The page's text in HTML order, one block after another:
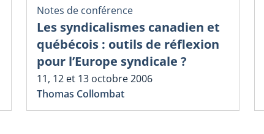
Notes de conférence
Les syndicalismes canadien et
québécois : outils de réflexion
pour l’Europe syndicale ?
11, 12 et 13 octobre 2006
Thomas Collombat